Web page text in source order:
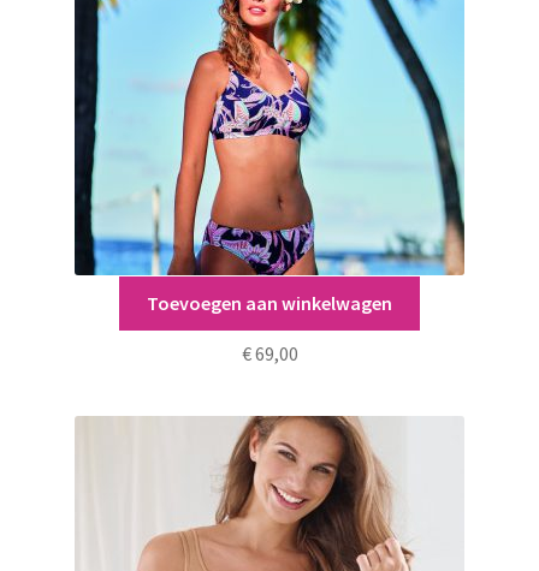
worden
productpagina
Alba Bikini maat 42 C
€69,00
Toevoegen aan winkelwagen